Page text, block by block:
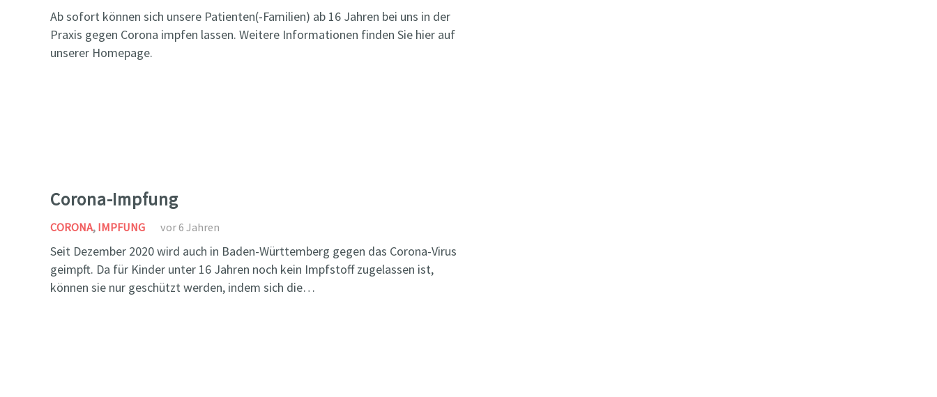
Ab sofort können sich unsere Patienten(-Familien) ab 16 Jahren bei uns in der
Praxis gegen Corona impfen lassen. Weitere Informationen finden Sie hier auf
unserer Homepage.
Corona-Impfung
CORONA, IMPFUNG vor 6 Jahren
Seit Dezember 2020 wird auch in Baden-Württemberg gegen das Corona-Virus
geimpft. Da für Kinder unter 16 Jahren noch kein Impfstoff zugelassen ist,
können sie nur geschützt werden, indem sich die…